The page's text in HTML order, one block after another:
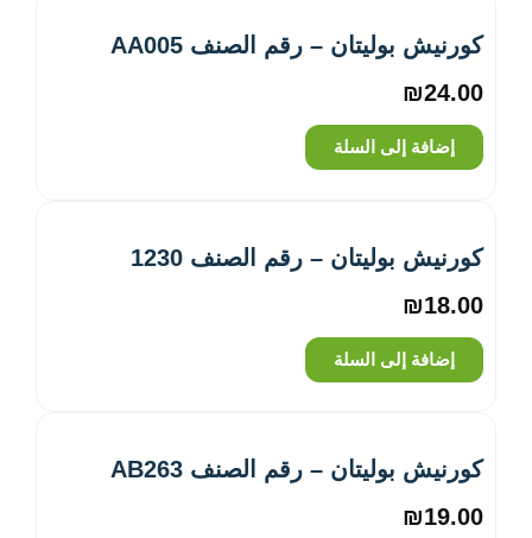
كورنيش بوليتان – رقم الصنف AA005
₪24.00
إضافة إلى السلة
كورنيش بوليتان – رقم الصنف 1230
₪18.00
إضافة إلى السلة
كورنيش بوليتان – رقم الصنف AB263
₪19.00